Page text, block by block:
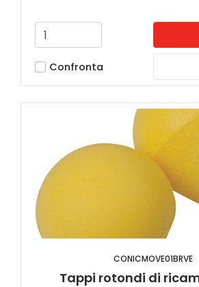
Confronta
CONICMOVE01BRVE
Tappi rotondi di